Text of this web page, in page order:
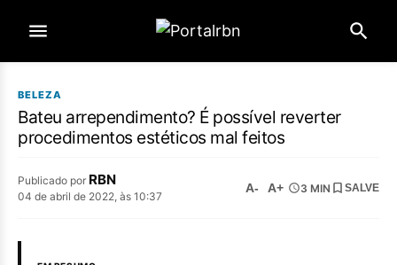
BELEZA
Bateu arrependimento? É possível reverter
procedimentos estéticos mal feitos
Publicado por RBN
04 de abril de 2022, às 10:37
A- A+ 3 MIN SALVE